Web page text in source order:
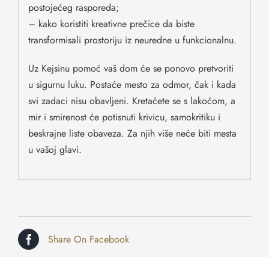
postojećeg rasporeda;
– kako koristiti kreativne prečice da biste
transformisali prostoriju iz neuredne u funkcionalnu.
Uz Kejsinu pomoć vaš dom će se ponovo pretvoriti
u sigurnu luku. Postaće mesto za odmor, čak i kada
svi zadaci nisu obavljeni. Kretaćete se s lakoćom, a
mir i smirenost će potisnuti krivicu, samokritiku i
beskrajne liste obaveza. Za njih više neće biti mesta
u vašoj glavi.
Share On Facebook